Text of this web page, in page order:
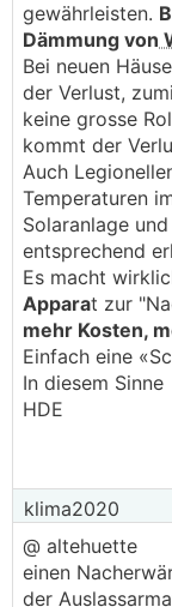
gewährleisten.
Dämmung von
Bei neuen
der Verlust,
keine grosse
kommt der
Auch
Temperaturen
Solaranlage
entsprechend
Es macht
Apparat zur
mehr Kosten,
Einfach eine
In diesem Sinne
HDE
klima2020
@ altehuette
einen
der